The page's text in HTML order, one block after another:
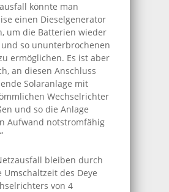
könnte man
einen Dieselgenerator
um die Batterien wieder
so ununterbrochenen
ermöglichen. Es ist aber
an diesen Anschluss
Solaranlage mit
Wechselrichter
und so die Anlage
Aufwand notstromfähig
bleiben durch
Umschaltzeit des Deye
von 4